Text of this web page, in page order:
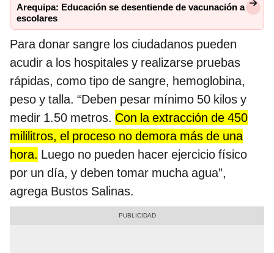
Arequipa: Educación se desentiende de vacunación a
escolares
Para donar sangre los ciudadanos pueden
acudir a los hospitales y realizarse pruebas
rápidas, como tipo de sangre, hemoglobina,
peso y talla. “Deben pesar mínimo 50 kilos y
medir 1.50 metros. Con la extracción de 450
mililitros, el proceso no demora más de una
hora. Luego no pueden hacer ejercicio físico
por un día, y deben tomar mucha agua”,
agrega Bustos Salinas.